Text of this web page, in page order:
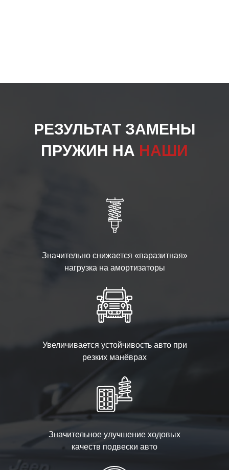
РЕЗУЛЬТАТ ЗАМЕНЫ
ПРУЖИН НА НАШИ
Значительно снижается «паразитная»
нагрузка на амортизаторы
Увеличивается устойчивость авто при
резких манёврах
Значительное улучшение ходовых
качеств подвески авто